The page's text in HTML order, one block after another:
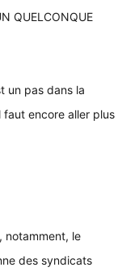
QUELCONQUE
un pas dans la
faut encore aller plus
notamment, le
des syndicats